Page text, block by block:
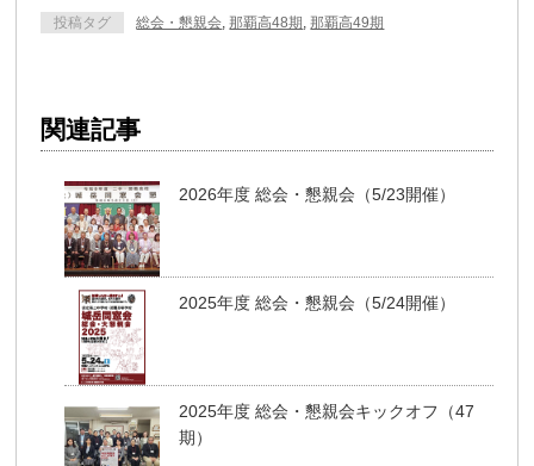
投稿タグ 総会・懇親会,那覇高48期 ,那覇高49期
関連記事
2026年度 総会・懇親会（5/23開催）
2025年度 総会・懇親会（5/24開催）
2025年度 総会・懇親会キックオフ（47
期）